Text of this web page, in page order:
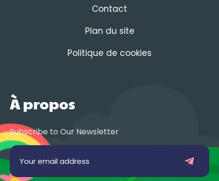
Contact
Plan du site
Politique de cookies
À propos
Subscribe to Our Newsletter